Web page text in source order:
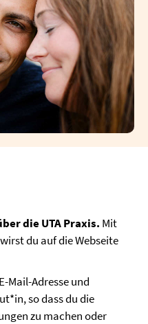
die UTA Praxis. Mit
du auf die Webseite
Mail-Adresse und
so dass du die
zu machen oder